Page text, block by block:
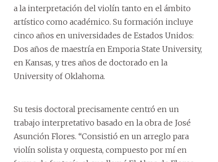
a la interpretación del violín tanto en el ámbito
artístico como académico. Su formación incluye
cinco años en universidades de Estados Unidos:
Dos años de maestría en Emporia State University,
en Kansas, y tres años de doctorado en la
University of Oklahoma.
Su tesis doctoral precisamente centró en un
trabajo interpretativo basado en la obra de José
Asunción Flores. “Consistió en un arreglo para
violín solista y orquesta, compuesto por mí en